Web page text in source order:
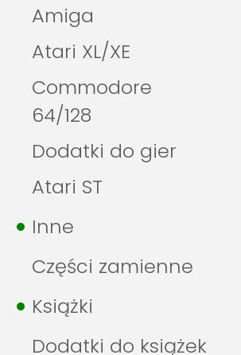
Amiga
Atari XL/XE
Commodore
64/128
Dodatki do gier
Atari ST
Inne
Części zamienne
Książki
Dodatki do książek